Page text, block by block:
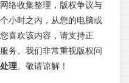
络收集整理，版权争议与
小时之内，从您的电脑或
喜欢该内容，请支持正
务。我们非常重视版权问
理。敬请谅解！